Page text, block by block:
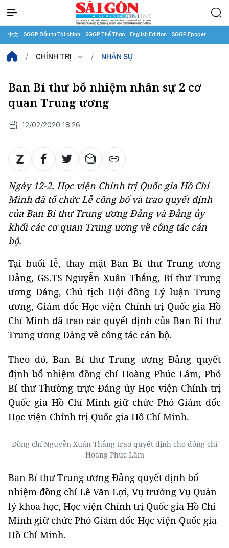
中文 SGGP Đầu tư Tài chính SGGP Thể Thao English Edition SGGP Epaper
CHÍNH TRỊ NHÂN SỰ
Ban Bí thư bổ nhiệm nhân sự 2 cơ
quan Trung ương
12/02/2020 18:26
Ngày 12-2, Học viện Chính trị Quốc gia Hồ Chí
Minh đã tổ chức Lễ công bố và trao quyết định
của Ban Bí thư Trung ương Đảng và Đảng ủy
khối các cơ quan Trung ương về công tác cán
bộ.
Tại buổi lễ, thay mặt Ban Bí thư Trung ương
Đảng, GS.TS Nguyễn Xuân Thắng, Bí thư Trung
ương Đảng, Chủ tịch Hội đồng Lý luận Trung
ương, Giám đốc Học viện Chính trị Quốc gia Hồ
Chí Minh đã trao các quyết định của Ban Bí thư
Trung ương Đảng về công tác cán bộ.
Theo đó, Ban Bí thư Trung ương Đảng quyết
định bổ nhiệm đồng chí Hoàng Phúc Lâm, Phó
Bí thư Thường trực Đảng ủy Học viện Chính trị
Quốc gia Hồ Chí Minh giữ chức Phó Giám đốc
Học viện Chính trị Quốc gia Hồ Chí Minh.
Đồng chí Nguyễn Xuân Thắng trao quyết định cho đồng chí
Hoàng Phúc Lâm
Ban Bí thư Trung ương Đảng quyết định bổ
nhiệm đồng chí Lê Văn Lợi, Vụ trưởng Vụ Quản
lý khoa học, Học viện Chính trị Quốc gia Hồ Chí
Minh giữ chức Phó Giám đốc Học viện Quốc gia
Hồ Chí Minh.